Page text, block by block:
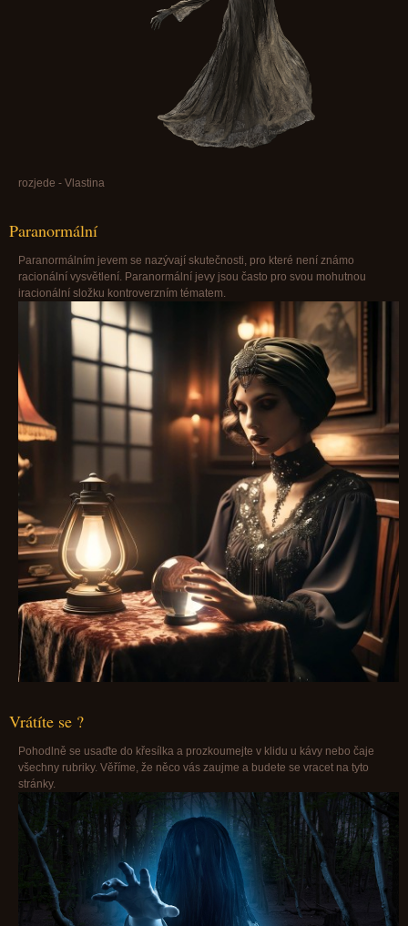
rozjede - Vlastina
Paranormální
Paranormálním jevem se nazývají skutečnosti, pro které není známo
racionální vysvětlení. Paranormální jevy jsou často pro svou mohutnou
iracionální složku kontroverzním tématem.
Vrátíte se ?
Pohodlně se usaďte do křesílka a prozkoumejte v klidu u kávy nebo čaje
všechny rubriky. Věříme, že něco vás zaujme a budete se vracet na tyto
stránky.